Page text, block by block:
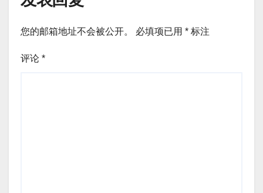
您的邮箱地址不会被公开。 必填项已用 * 标注
评论 *